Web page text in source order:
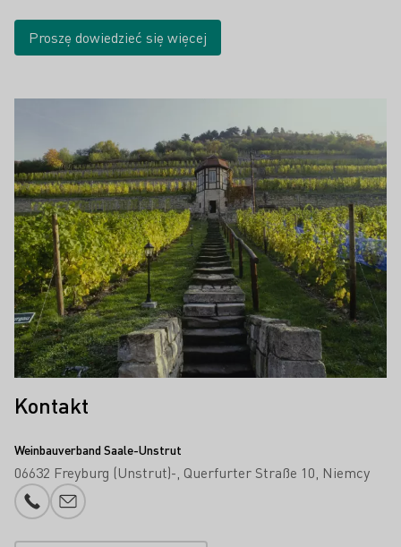
Proszę dowiedzieć się więcej
Kontakt
Weinbauverband Saale-Unstrut
06632 Freyburg (Unstrut)- Querfurter Straße 10 Niemcy
Numer telefonu
Proszę dodać e-mail